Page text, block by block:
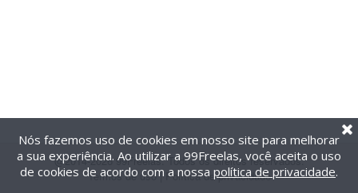
@2014-2026 99Freelas. Todos os direitos reservados.
Termos de uso| Política de privacidade
Nós fazemos uso de cookies em nosso site para melhorar
a sua experiência. Ao utilizar a 99Freelas, você aceita o uso
de cookies de acordo com a nossa política de privacidade.